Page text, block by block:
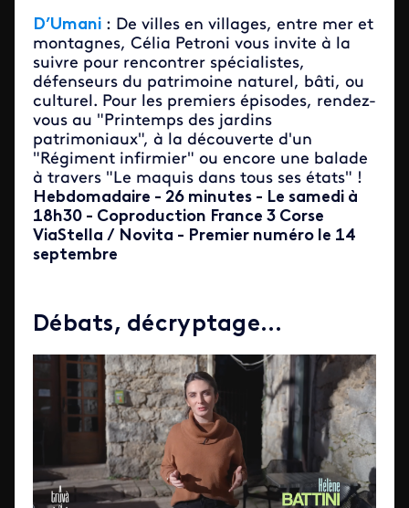
D’Umani : De villes en villages, entre mer et
montagnes, Célia Petroni vous invite à la
suivre pour rencontrer spécialistes,
défenseurs du patrimoine naturel, bâti, ou
culturel. Pour les premiers épisodes, rendez-
vous au "Printemps des jardins
patrimoniaux", à la découverte d'un
"Régiment infirmier" ou encore une balade
à travers "Le maquis dans tous ses états" !
Hebdomadaire - 26 minutes - Le samedi à
18h30 - Coproduction France 3 Corse
ViaStella / Novita - Premier numéro le 14
septembre
Débats, décryptage...